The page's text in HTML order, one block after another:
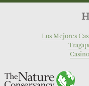
Los Mejores